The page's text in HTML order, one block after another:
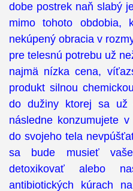
dobe postrek naň slabý
mimo tohoto obdobia,
nekúpený obracia v
pre telesnú potrebu už
najmä nízka cena,
produkt silnou
do dužiny ktorej sa
následne konzumujete
do svojeho tela
sa bude musieť vaše
detoxikovať alebo
antibiotických kúrach